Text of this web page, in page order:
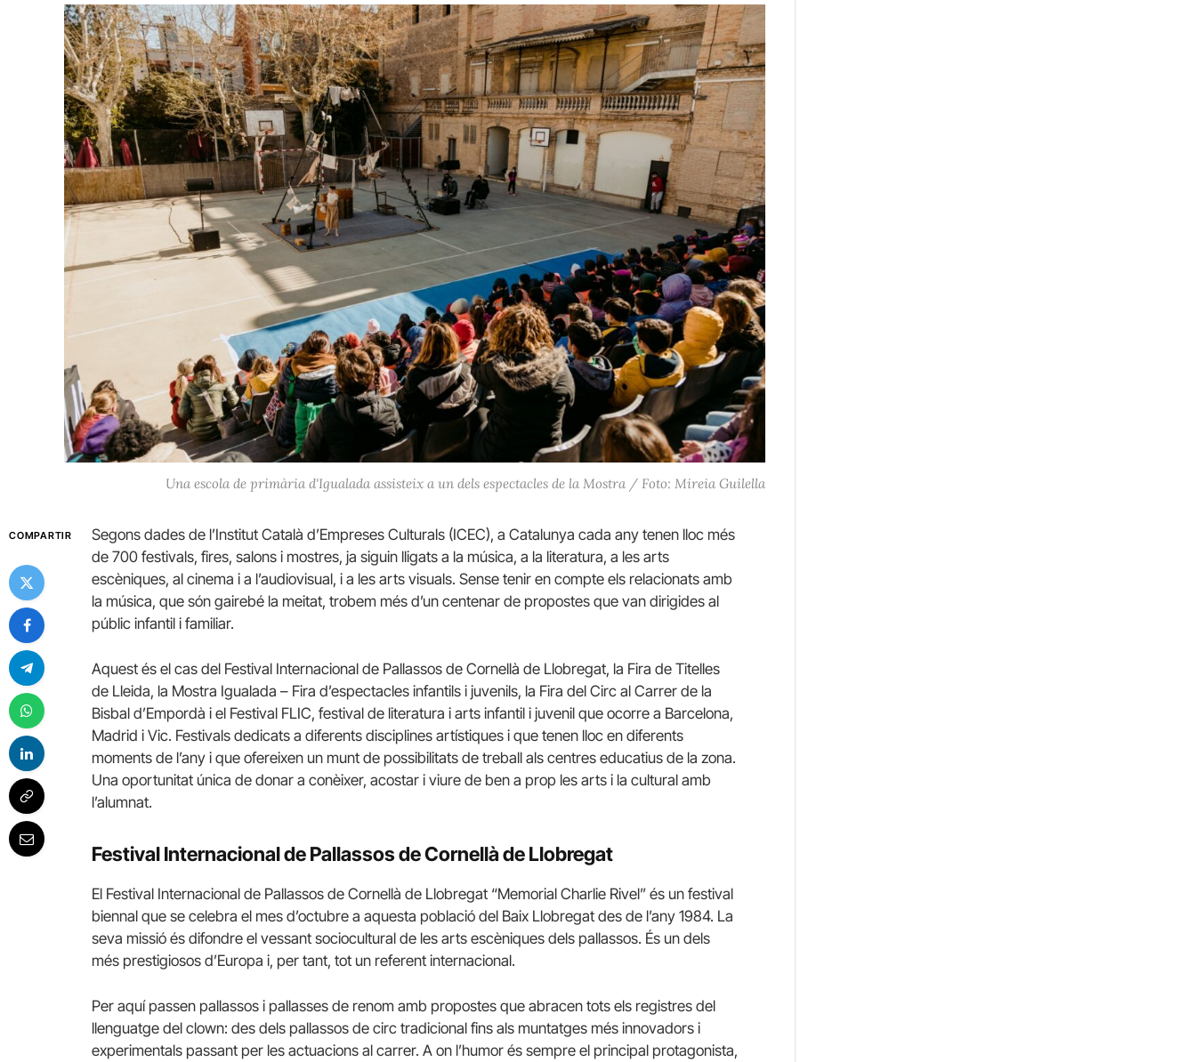
Una escola de primària d'Igualada assisteix a un dels espectacles de la Mostra / Foto: Mireia Guilella
COMPARTIR
Segons dades de l’Institut Català d’Empreses Culturals (ICEC), a Catalunya cada any tenen lloc més
de 700 festivals, fires, salons i mostres, ja siguin lligats a la música, a la literatura, a les arts
escèniques, al cinema i a l’audiovisual, i a les arts visuals. Sense tenir en compte els relacionats amb
la música, que són gairebé la meitat, trobem més d’un centenar de propostes que van dirigides al
públic infantil i familiar.
Aquest és el cas del Festival Internacional de Pallassos de Cornellà de Llobregat, la Fira de Titelles
de Lleida, la Mostra Igualada – Fira d’espectacles infantils i juvenils, la Fira del Circ al Carrer de la
Bisbal d’Empordà i el Festival FLIC, festival de literatura i arts infantil i juvenil que ocorre a Barcelona,
Madrid i Vic. Festivals dedicats a diferents disciplines artístiques i que tenen lloc en diferents
moments de l’any i que ofereixen un munt de possibilitats de treball als centres educatius de la zona.
Una oportunitat única de donar a conèixer, acostar i viure de ben a prop les arts i la cultural amb
l’alumnat.
Festival Internacional de Pallassos de Cornellà de Llobregat
El Festival Internacional de Pallassos de Cornellà de Llobregat “Memorial Charlie Rivel” és un festival
biennal que se celebra el mes d’octubre a aquesta població del Baix Llobregat des de l’any 1984. La
seva missió és difondre el vessant sociocultural de les arts escèniques dels pallassos. És un dels
més prestigiosos d’Europa i, per tant, tot un referent internacional.
Per aquí passen pallassos i pallasses de renom amb propostes que abracen tots els registres del
llenguatge del clown: des dels pallassos de circ tradicional fins als muntatges més innovadors i
experimentals passant per les actuacions al carrer. A on l’humor és sempre el principal protagonista,